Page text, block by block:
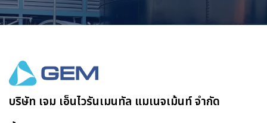
บริษัท เจม เอ็นไวรันเมนทัล แมเนจเม้นท์ จำกัด